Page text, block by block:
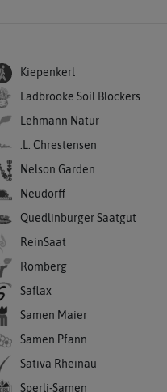
Kiepenkerl
Ladbrooke Soil Blockers
Lehmann Natur
.L. Chrestensen
Nelson Garden
Neudorff
Quedlinburger Saatgut
ReinSaat
Romberg
Saflax
Samen Maier
Samen Pfann
Sativa Rheinau
Sperli-Samen